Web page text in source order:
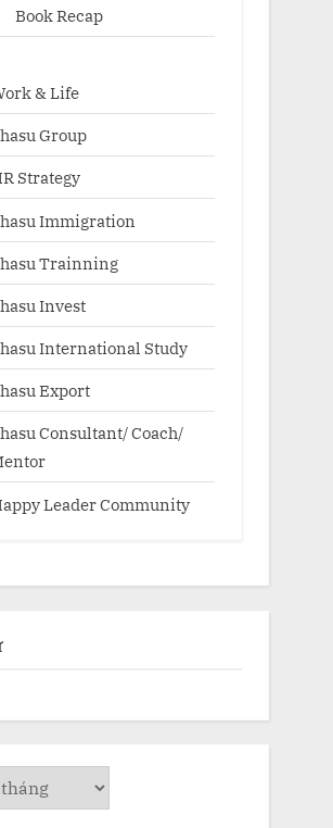
Book Recap
& Life
Group
Strategy
Immigration
Trainning
Invest
International Study
Export
Consultant/ Coach/
Leader Community